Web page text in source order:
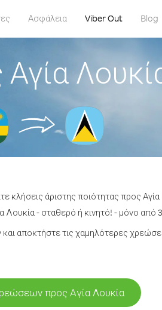
Ασφάλεια Viber Out Blog
κλήσεις άριστης ποιότητας προς
Λουκία - σταθερό ή κινητό! - μόνο από
αποκτήστε τις χαμηλότερες
προς Αγία Λουκία